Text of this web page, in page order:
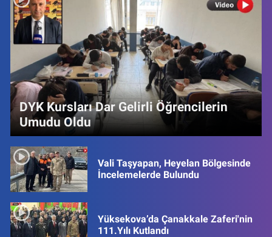
DYK Kursları Dar Gelirli Öğrencilerin
Umudu Oldu
Vali Taşyapan, Heyelan Bölgesinde
İncelemelerde Bulundu
Yüksekova’da Çanakkale Zaferi'nin
111.Yılı Kutlandı